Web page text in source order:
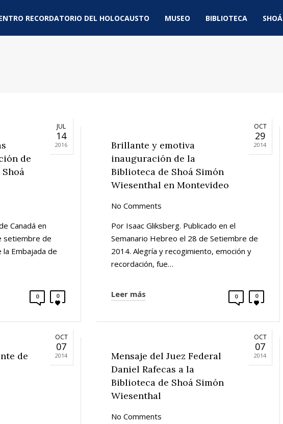
RECORDATORIO DEL HOLOCAUSTO MUSEO BIBLIOTECA SHOÁ
JUL
14
2016
de
Canadá en
setiembre de
Embajada de
0 0
OCT
29
2014
Brillante y emotiva
inauguración de la
Biblioteca de Shoá Simón
Wiesenthal en Montevideo
No Comments
Por Isaac Gliksberg. Publicado en el
Semanario Hebreo el 28 de Setiembre de
2014. Alegría y recogimiento, emoción y
recordación, fue…
Leer más 0 0
OCT
07
2014
de
OCT
07
2014
Mensaje del Juez Federal
Daniel Rafecas a la
Biblioteca de Shoá Simón
Wiesenthal
No Comments